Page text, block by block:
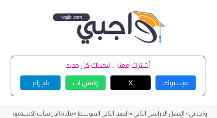
أشترك معنا ... ليصلك كل جديد
فيسبوك X واتس اب تلجرام
واجباتي » الفصل الدراسي الثاني » الصف الثاني المتوسط »مادة الدراسات الاسلامية